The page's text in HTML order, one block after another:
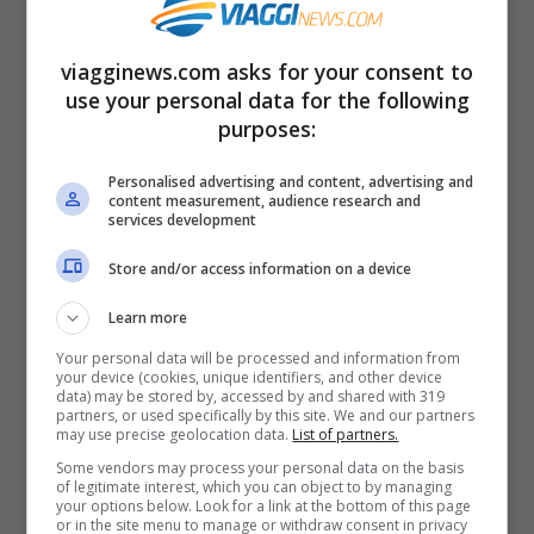
faccio quello che mi va,
quest’estate sono fuori controllo
e del testo tanto non ne ho bisogno
perchè con questa voce qua…
pa pa para pa
vado e parto in quarta,
e sfuggo dal mio karma,
viagginews.com asks for your consent to
use your personal data for the following
purposes:
Personalised advertising and content, advertising and
content measurement, audience research and
services development
Store and/or access information on a device
Learn more
Your personal data will be processed and information from
your device (cookies, unique identifiers, and other device
data) may be stored by, accessed by and shared with 319
partners, or used specifically by this site. We and our partners
may use precise geolocation data. List of partners.
Some vendors may process your personal data on the basis
of legitimate interest, which you can object to by managing
your options below. Look for a link at the bottom of this page
or in the site menu to manage or withdraw consent in privacy